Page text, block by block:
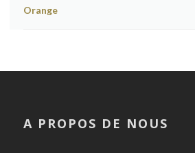
A PROPOS DE NOUS